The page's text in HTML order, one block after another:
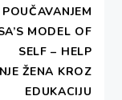
MODEL OF
SELF – HELP
ŽENA KROZ
EDUKACIJU